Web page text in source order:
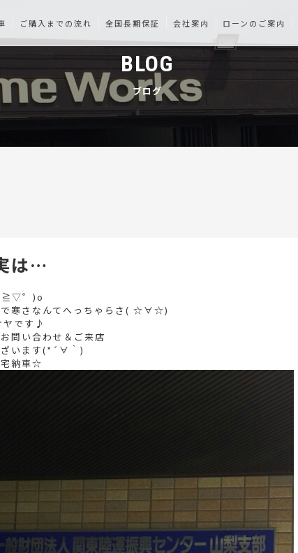
ご購入までの流れ 全国長期保証 会社案内 ローンのご案内
BLOG
ブログ
は…
゜)o
で寒さなんてへっちゃらさ( ☆∀☆)
ヤです♪
問い合わせ＆ご来店
ざいます(*´∀｀)
宅納車☆